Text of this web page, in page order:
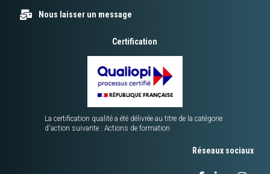
Nous laisser un message
Certification
La certification qualité a été délivrée au titre de la catégorie
d'action suivante : Actions de formation
Réseaux sociaux